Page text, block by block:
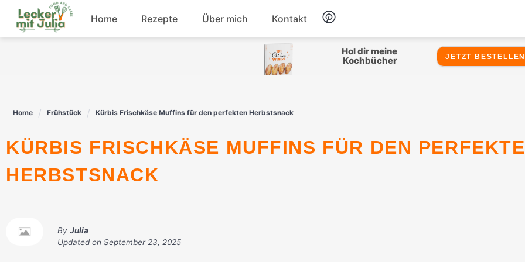
Skip
content
Home Rezepte
Hähnchen
Rindfleisch
Dessert Snacks
Über mich Kontakt
Hol dir meine
Kochbücher
JETZT
Home Frühstück Kürbis Frischkäse Muffins für den perfekten Herbstsnack
KÜRBIS FRISCHKÄSE MUFFINS FÜR DEN PERFEKTEN
HERBSTSNACK
By Julia
Updated on September 23, 2025